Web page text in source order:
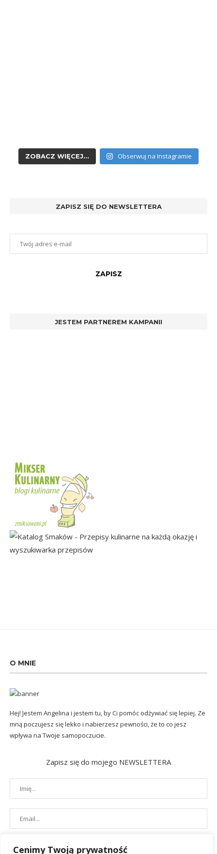
Cenimy Twoją prywatność
ZOBACZ WIĘCEJ... Obserwuj na Instagramie
ZAPISZ SIĘ DO NEWSLETTERA
JESTEM PARTNEREM KAMPANII
O MNIE
Hej! Jestem Angelina i jestem tu, by Ci pomóc odżywiać się lepiej. Ze
mną poczujesz się lekko i nabierzesz pewności, że to co jesz
wpływa na Twoje samopoczucie.
Zapisz się do mojego NEWSLETTERA